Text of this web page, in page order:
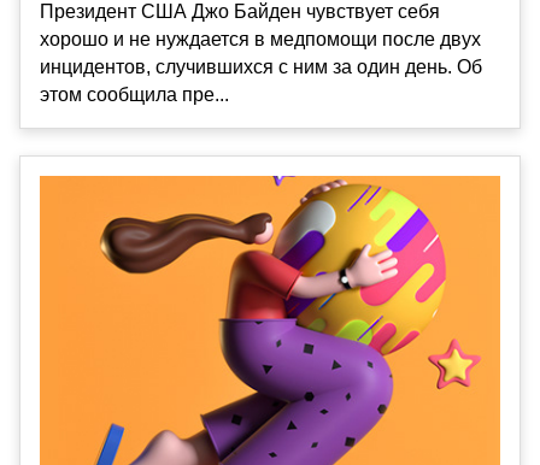
Президент США Джо Байден чувствует себя
хорошо и не нуждается в медпомощи после двух
инцидентов, случившихся с ним за один день. Об
этом сообщила пре...